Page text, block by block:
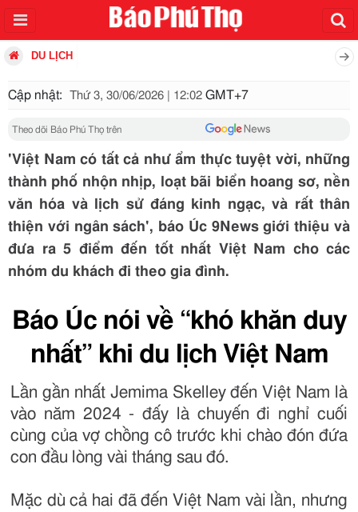
DU LỊCH
Cập nhật: Thứ 3, 30/06/2026 | 12:02 GMT+7
Theo dõi Báo Phú Thọ trên
'Việt Nam có tất cả như ẩm thực tuyệt vời, những
thành phố nhộn nhịp, loạt bãi biển hoang sơ, nền
văn hóa và lịch sử đáng kinh ngạc, và rất thân
thiện với ngân sách', báo Úc 9News giới thiệu và
đưa ra 5 điểm đến tốt nhất Việt Nam cho các
nhóm du khách đi theo gia đình.
Báo Úc nói về “khó khăn duy
nhất” khi du lịch Việt Nam
Lần gần nhất Jemima Skelley đến Việt Nam là
vào năm 2024 - đấy là chuyến đi nghỉ cuối
cùng của vợ chồng cô trước khi chào đón đứa
con đầu lòng vài tháng sau đó.
Mặc dù cả hai đã đến Việt Nam vài lần, nhưng